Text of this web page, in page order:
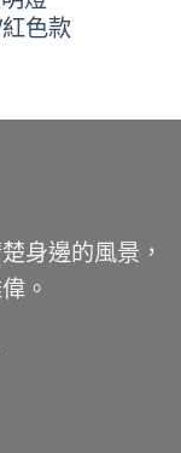
。
色款
身邊的風景，
。